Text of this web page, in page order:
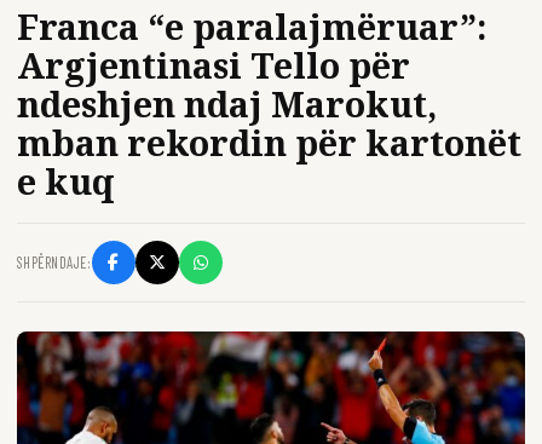
Franca “e paralajmëruar”:
Argjentinasi Tello për
ndeshjen ndaj Marokut,
mban rekordin për kartonët
e kuq
SHPËRNDAJE: